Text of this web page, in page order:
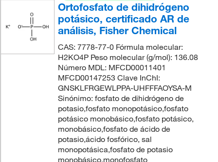
Ortofosfato de dihidrógeno
potásico, certificado AR de
análisis, Fisher Chemical
CAS: 7778-77-0 Fórmula molecular:
H2KO4P Peso molecular (g/mol): 136.08
Número MDL: MFCD00011401
MFCD00147253 Clave InChI:
GNSKLFRGEWLPPA-UHFFFAOYSA-M
Sinónimo: fosfato de dihidrógeno de
potasio,fosfato monopotásico,fosfato
potásico monobásico,fosfato potásico,
monobásico,fosfato de ácido de
potasio,ácido fosfórico, sal
monopotásica,fosfato de potasio
monobásico,monofosfato